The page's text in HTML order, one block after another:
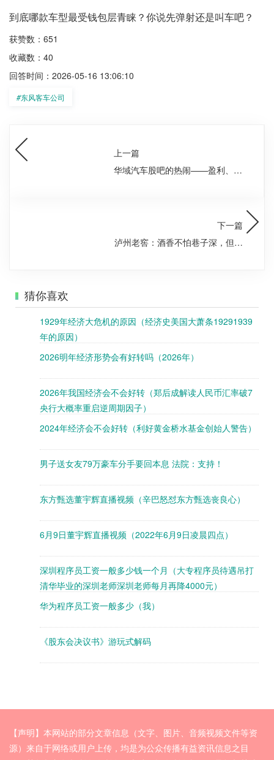
到底哪款车型最受钱包层青睐？你说先弹射还是叫车吧？
获赞数：651
收藏数：40
回答时间：2026-05-16 13:06:10
#东风客车公司
上一篇
华域汽车股吧的热闹——盈利、估
下一篇
泸州老窖：酒香不怕巷子深，但股
猜你喜欢
1929年经济大危机的原因（经济史美国大萧条19291939
年的原因）
2026明年经济形势会有好转吗（2026年）
2026年我国经济会不会好转（郑后成解读人民币汇率破7
央行大概率重启逆周期因子）
2024年经济会不会好转（利好黄金桥水基金创始人警告）
男子送女友79万豪车分手要回本息 法院：支持！
东方甄选董宇辉直播视频（辛巴怒怼东方甄选丧良心）
6月9日董宇辉直播视频（2022年6月9日凌晨四点）
深圳程序员工资一般多少钱一个月（大专程序员待遇吊打
清华毕业的深圳老师深圳老师每月再降4000元）
华为程序员工资一般多少（我）
《股东会决议书》游玩式解码
【声明】本网站的部分文章信息（文字、图片、音频视频文件等资
源）来自于网络或用户上传，均是为公众传播有益资讯信息之目